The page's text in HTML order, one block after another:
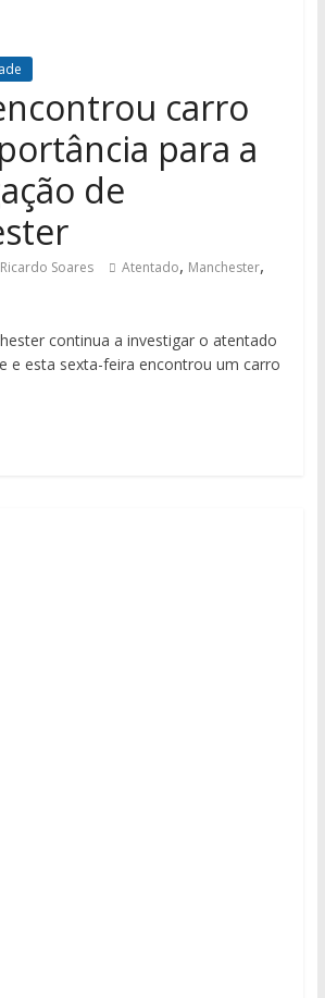
carro
para a
de
Ricardo Soares Atentado, Manchester,
continua a investigar o atentado
e esta sexta-feira encontrou um carro